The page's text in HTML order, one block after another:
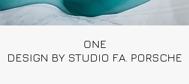
ONE
DESIGN BY STUDIO F.A. PORSCHE
ONE
DESIGN BY STUDIO F.A. PORSCHE